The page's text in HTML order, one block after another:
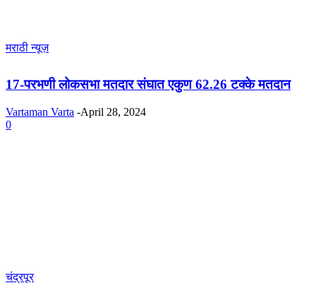
मराठी न्यूज़
17-परभणी लोकसभा मतदार संघात एकुण 62.26 टक्के मतदान
Vartaman Varta -April 28, 2024
0
चंद्रपूर